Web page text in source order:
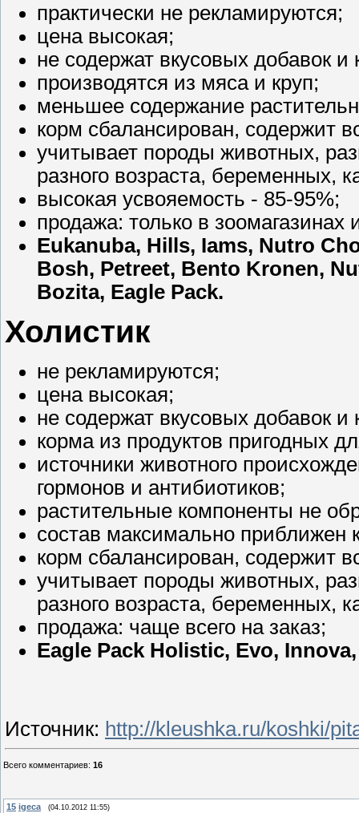
практически не рекламируются;
цена высокая;
не содержат вкусовых добавок и
производятся из мяса и круп;
меньшее содержание
корм сбалансирован, содержит
учитывает породы животных,
разного возраста, беременных,
высокая усвояемость - 85-95%;
продажа: только в зоомагазинах
Eukanuba, Hills, Iams, Nutro
Bosh, Petreet, Bento Kronen,
Bozita, Eagle Pack.
Холистик
не рекламируются;
цена высокая;
не содержат вкусовых добавок и
корма из продуктов пригодных
источники животного
гормонов и антибиотиков;
растительные компоненты не
состав максимально приближен
корм сбалансирован, содержит
учитывает породы животных,
разного возраста, беременных,
продажа: чаще всего на заказ;
Eagle Pack Holistic, Evo,
Источник: http://kleushka.ru/koshki/
Всего комментариев: 16
15 igeca (04.10.2012 11:55)